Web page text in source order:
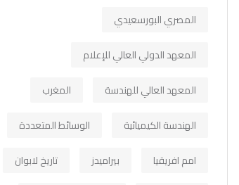
المصري البورسعيدي
المعهد الدولي العالي للإعلام
المعهد العالي للهندسة
المغرب
الهندسة الكيميائية
الوسائط المتعددة
امم افريقيا
بيراميدز
تاريخ لابوان